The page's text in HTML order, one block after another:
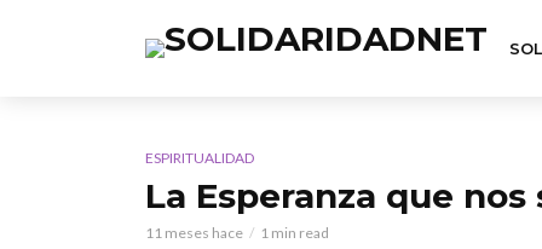
ESPIRITUALIDAD
La Esperanza que nos
11 meses hace 1 min read